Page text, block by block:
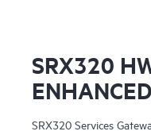
SRX320
SRX320 Services